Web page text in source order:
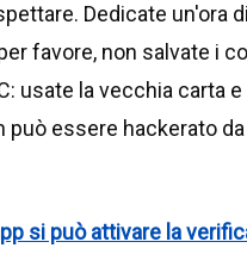
Dedicate un'ora
favore, non salvate i
usate la vecchia carta
essere hackerato
si può attivare la